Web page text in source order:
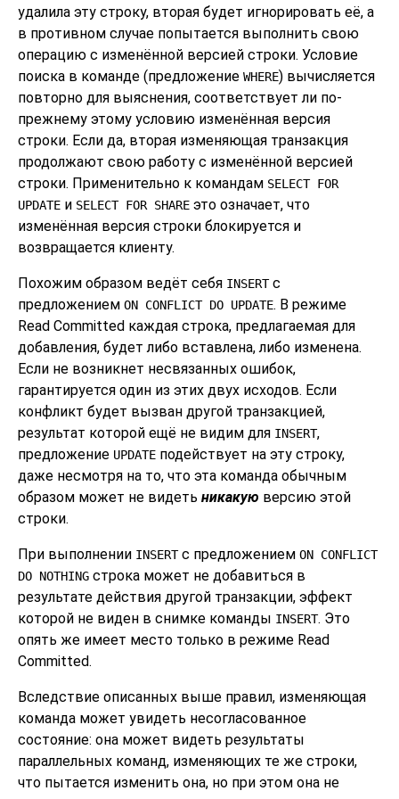
удалила эту строку, вторая будет игнорировать её, а
в противном случае попытается выполнить свою
операцию с изменённой версией строки. Условие
поиска в команде (предложение WHERE) вычисляется
повторно для выяснения, соответствует ли по-
прежнему этому условию изменённая версия
строки. Если да, вторая изменяющая транзакция
продолжают свою работу с изменённой версией
строки. Применительно к командам SELECT FOR
UPDATE и SELECT FOR SHARE это означает, что
изменённая версия строки блокируется и
возвращается клиенту.
Похожим образом ведёт себя INSERTс
предложением ON CONFLICT DO UPDATE. В режиме
Read Committed каждая строка, предлагаемая для
добавления, будет либо вставлена, либо изменена.
Если не возникнет несвязанных ошибок,
гарантируется один из этих двух исходов. Если
конфликт будет вызван другой транзакцией,
результат которой ещё не видим для INSERT,
предложение UPDATE подействует на эту строку,
даже несмотря на то, что эта команда обычным
образом может не видеть никакую версию этой
строки.
При выполнении INSERTс предложением ON CONFLICT
DO NOTHING строка может не добавиться в
результате действия другой транзакции, эффект
которой не виден в снимке команды INSERT. Это
опять же имеет место только в режиме Read
Committed.
Вследствие описанных выше правил, изменяющая
команда может увидеть несогласованное
состояние: она может видеть результаты
параллельных команд, изменяющих те же строки,
что пытается изменить она, но при этом она не